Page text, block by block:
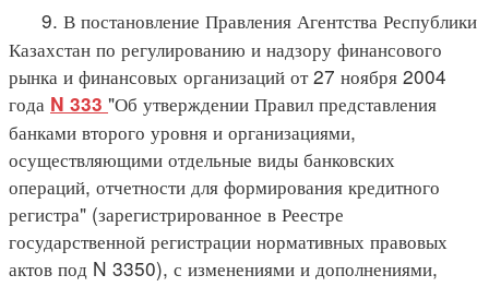
9. В постановление Правления Агентства Республики
Казахстан по регулированию и надзору финансового
рынка и финансовых организаций от 27 ноября 2004
года N 333 "Об утверждении Правил представления
банками второго уровня и организациями,
осуществляющими отдельные виды банковских
операций, отчетности для формирования кредитного
регистра" (зарегистрированное в Реестре
государственной регистрации нормативных правовых
актов под N 3350), с изменениями и дополнениями,